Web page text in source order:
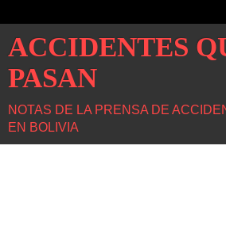
ACCIDENTES
PASAN
NOTAS DE LA PRENSA DE
EN BOLIVIA